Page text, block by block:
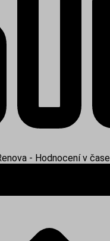
- Hodnocení v čase